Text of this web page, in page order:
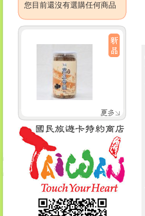
您目前還沒有選購任何商品